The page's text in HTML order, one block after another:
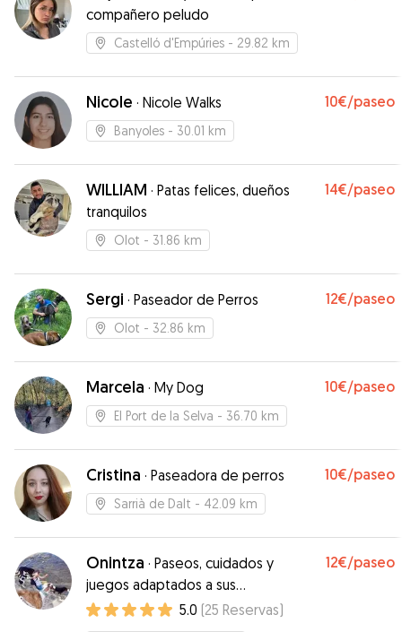
compañero peludo
Castelló d'Empúries - 29.82 km
Nicole · Nicole Walks 10€/paseo
Banyoles - 30.01 km
WILLIAM · Patas felices, dueños
tranquilos
14€/paseo
Olot - 31.86 km
Sergi · Paseador de Perros 12€/paseo
Olot - 32.86 km
Marcela · My Dog 10€/paseo
El Port de la Selva - 36.70 km
Cristina · Paseadora de perros 10€/paseo
Sarrià de Dalt - 42.09 km
Onintza · Paseos, cuidados y
juegos adaptados a sus
necesidades
12€/paseo
5.0 (25 Reservas)